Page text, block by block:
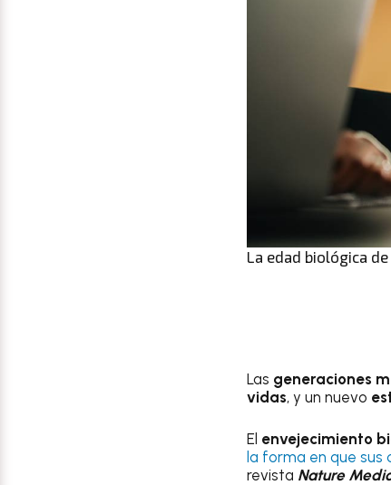
La edad biológica
Las generaciones
vidas, y un nuevo
El envejecimiento
la forma en que sus
revista Nature